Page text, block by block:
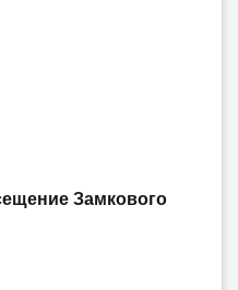
Замкового